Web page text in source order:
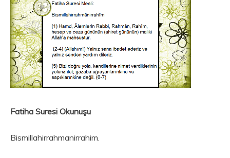
Fatiha Suresi Okunuşu
Bismillahirrahmanirrahim.